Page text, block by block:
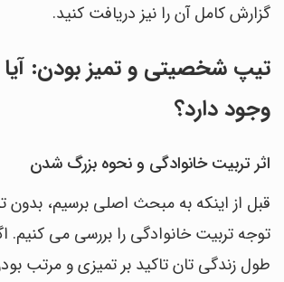
گزارش کامل آن را نیز دریافت کنید.
تیپ شخصیتی و تمیز بودن: آیا
وجود دارد؟
اثر تربیت خانوادگی و نحوه بزرگ شدن
قبل از اینکه به مبحث اصلی برسیم، بدون
توجه تربیت خانوادگی را بررسی می کنیم.
طول زندگی تان تاکید بر تمیزی و مرتب